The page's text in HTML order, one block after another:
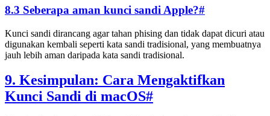
8.3 Seberapa aman kunci sandi Apple?#
Kunci sandi dirancang agar tahan phising dan tidak dapat dicuri atau
digunakan kembali seperti kata sandi tradisional, yang membuatnya
jauh lebih aman daripada kata sandi tradisional.
9. Kesimpulan: Cara Mengaktifkan
Kunci Sandi di macOS#